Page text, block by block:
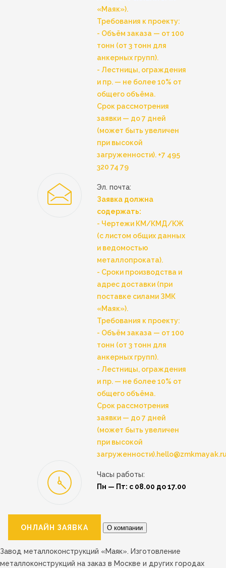
«Маяк»).
Требования к проекту:
- Объём заказа — от 100
тонн (от 3 тонн для
анкерных групп).
- Лестницы, ограждения
и пр. — не более 10% от
общего объёма.
Срок рассмотрения
заявки — до 7 дней
(может быть увеличен
при высокой
загруженности). +7 495
320 74 79
Эл. почта:
Заявка должна
содержать:
- Чертежи КМ/КМД/КЖ
(с листом общих данных
и ведомостью
металлопроката).
- Сроки производства и
адрес доставки (при
поставке силами ЗМК
«Маяк»).
Требования к проекту:
- Объём заказа — от 100
тонн (от 3 тонн для
анкерных групп).
- Лестницы, ограждения
и пр. — не более 10% от
общего объёма.
Срок рассмотрения
заявки — до 7 дней
(может быть увеличен
при высокой
загруженности).
Часы работы:
Пн — Пт: с 08.00 до 17.00
ОНЛАЙН ЗАЯВКА О компании
Завод металлоконструкций «Маяк». Изготовление
металлоконструкций на заказ в Москве и других городах